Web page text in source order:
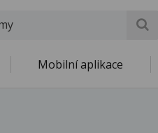
Mobilní aplikace